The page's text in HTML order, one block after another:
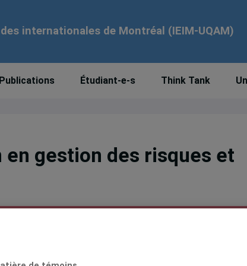
internationales de Montréal (IEIM-UQAM)
Publications Étudiant-e-s Think Tank
gestion des risques et
l’expertise des équipes du gouvernement